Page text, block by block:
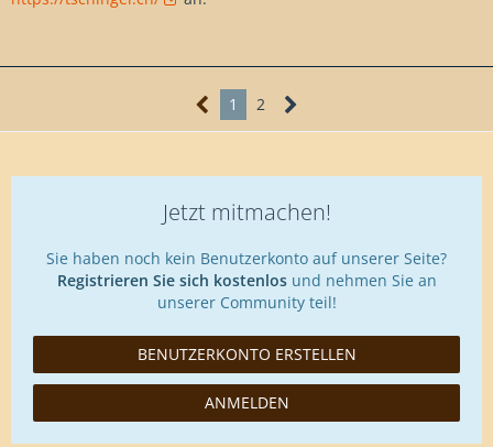
1 2
Jetzt mitmachen!
Sie haben noch kein Benutzerkonto auf unserer Seite?
Registrieren Sie sich kostenlosund nehmen Sie an
unserer Community teil!
BENUTZERKONTO ERSTELLEN
ANMELDEN